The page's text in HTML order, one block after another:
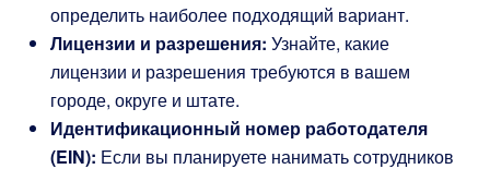
определить наиболее подходящий вариант.
Лицензии и разрешения: Узнайте, какие
лицензии и разрешения требуются в вашем
городе, округе и штате.
Идентификационный номер работодателя
(EIN): Если вы планируете нанимать сотрудников